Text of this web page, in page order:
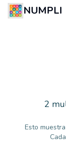
NUMPLI
2
Esto